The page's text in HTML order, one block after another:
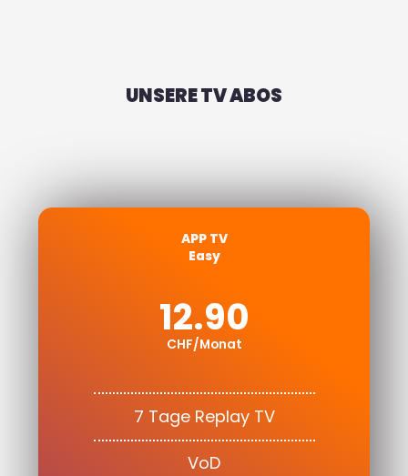
UNSERE TV ABOS
APP TV
Easy
12.90
CHF/Monat
7 Tage Replay TV
VoD